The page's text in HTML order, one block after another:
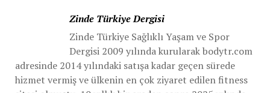
Zinde Türkiye Dergisi
Zinde Türkiye Sağlıklı Yaşam ve Spor
Dergisi 2009 yılında kurularak bodytr.com
adresinde 2014 yılındaki satışa kadar geçen sürede
hizmet vermiş ve ülkenin en çok ziyaret edilen fitness